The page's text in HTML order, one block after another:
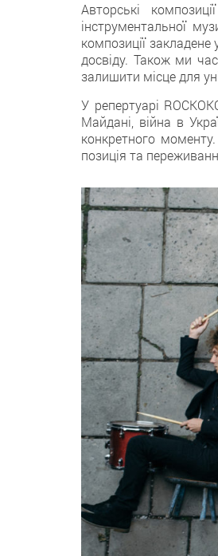
Авторські
інструментальної
композиції
досвіду. Також ми
залишити місце для
У репертуарі
Майдані, війна в
конкретного
позиція та